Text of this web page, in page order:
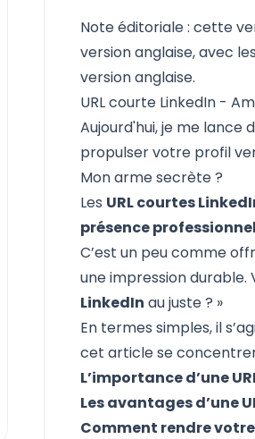
Note éditoriale : cette
version anglaise, avec
version anglaise.
URL courte LinkedIn -
Aujourd'hui, je me lance
propulser votre profil
Mon arme secrète ?
Les URL courtes
présence
C’est un peu comme
une impression durable.
LinkedIn au juste ? »
En termes simples, il
cet article se
L’importance d’une
Les avantages d’une
Comment rendre votre